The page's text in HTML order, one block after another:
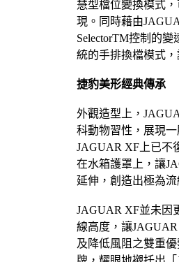
慧型檔位變換模式
現。同時藉由
SelectorTM控制的
統的手排換檔模式
捷豹美形經典傳承
外觀造型上，
科動物習性，展現
JAGUAR XF上已不
在水箱護罩上，讓
延伸，創造出極為
JAGUAR XF並未因
線高度，讓
及降低風阻之雙重